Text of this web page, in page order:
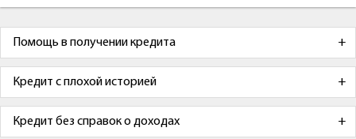
Помощь в получении кредита
Кредит с плохой историей
Кредит без справок о доходах